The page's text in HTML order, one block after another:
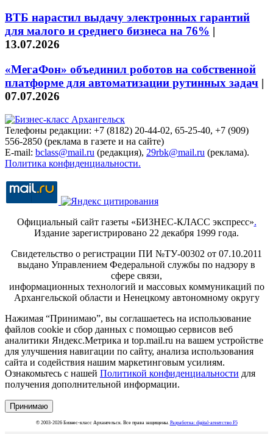
ВТБ нарастил выдачу электронных гарантий
для малого и среднего бизнеса на 76% |
13.07.2026
«МегаФон» объединил роботов на собственной
платформе для автоматизации рутинных задач |
07.07.2026
Телефоны редакции: +7 (8182) 20-44-02, 65-25-40, +7 (909)
556-2850 (реклама в газете и на сайте)
E-mail: bclass@mail.ru (редакция), 29rbk@mail.ru (реклама).
Политика конфиденциальности.
Официальный сайт газеты «БИЗНЕС-КЛАСС экспресс».
Издание зарегистрировано 22 декабря 1999 года.
Свидетельство о регистрации ПИ №ТУ-00302 от 07.10.2011
выдано Управлением Федеральной службы по надзору в
сфере связи,
информационных технологий и массовых коммуникаций по
Архангельской области и Ненецкому автономному округу
Нажимая “Принимаю”, вы соглашаетесь на использование
файлов cookie и сбор данных с помощью сервисов веб
аналитики Яндекс.Метрика и top.mail.ru на вашем устройстве
для улучшения навигации по сайту, анализа использования
сайта и содействия нашим маркетинговым усилиям.
Ознакомьтесь с нашей Политикой конфиденциальности для
получения дополнительной информации.
Принимаю
© 2003-2026 Бизнес-класс Архангельск. Все права защищены. Разработка: digital-агентство F5